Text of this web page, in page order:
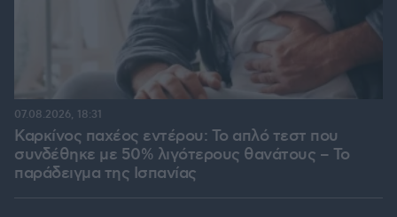
Καρκίνος παχέος εντέρου: Το απλό τεστ που
συνδέθηκε με 50% λιγότερους θανάτους – Το
παράδειγμα της Ισπανίας
07.08.2026, 18:31